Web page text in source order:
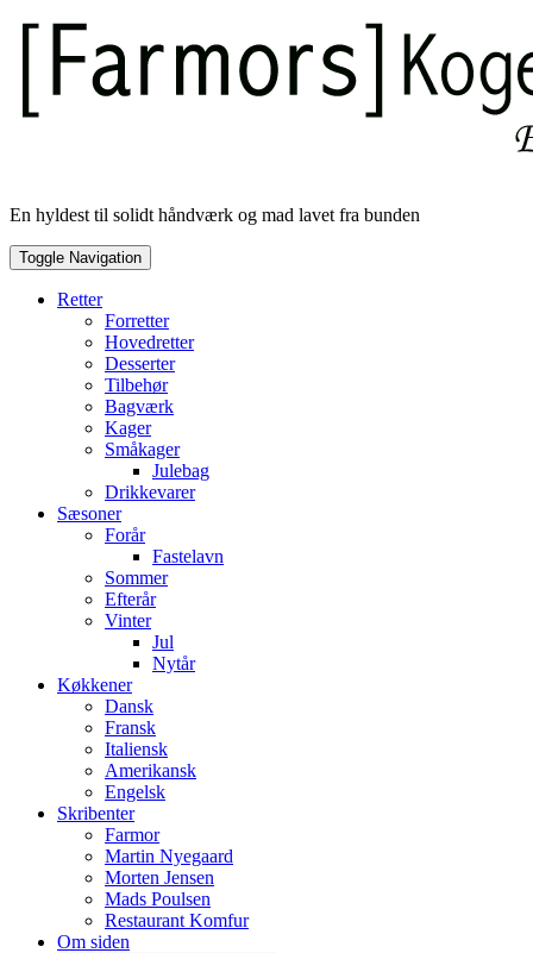
Skip
content
En hyldest til solidt håndværk og mad lavet fra bunden
Toggle Navigation
Retter
Forretter
Hovedretter
Desserter
Tilbehør
Bagværk
Kager
Småkager
Julebag
Drikkevarer
Sæsoner
Forår
Fastelavn
Sommer
Efterår
Vinter
Jul
Nytår
Køkkener
Dansk
Fransk
Italiensk
Amerikansk
Engelsk
Skribenter
Farmor
Martin Nyegaard
Morten Jensen
Mads Poulsen
Restaurant Komfur
Om siden